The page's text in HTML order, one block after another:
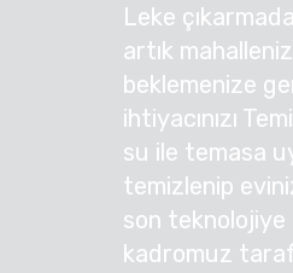
Leke
artık
beklemenize
ihtiyacınızı
su ile temasa
temizlenip
son
kadromuz